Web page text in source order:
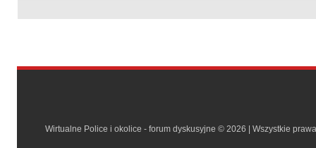
Wirtualne Police i okolice - forum dyskusyjne © 2026 | Wszystkie